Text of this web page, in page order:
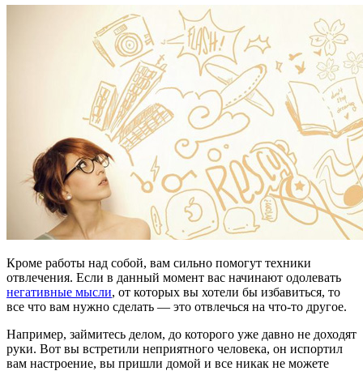
Кроме работы над собой, вам сильно помогут техники
отвлечения. Если в данный момент вас начинают одолевать
негативные мысли, от которых вы хотели бы избавиться, то
все что вам нужно сделать — это отвлечься на что-то другое.
Например, займитесь делом, до которого уже давно не доходят
руки. Вот вы встретили неприятного человека, он испортил
вам настроение, вы пришли домой и все никак не можете